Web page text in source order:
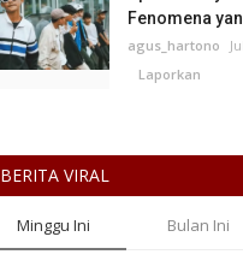
Fenomena
agus_hartono
Laporkan
BERITA VIRAL
Minggu Ini Bulan Ini